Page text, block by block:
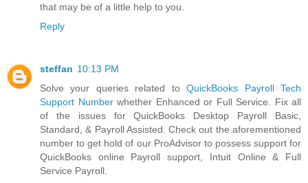
that may be of a little help to you.
Reply
steffan 10:13 PM
Solve your queries related toQuickBooks Payroll Tech
Support Numberwhether Enhanced or Full Service. Fix all
of the issues for QuickBooks Desktop Payroll Basic,
Standard, & Payroll Assisted. Check out the aforementioned
number to get hold of our ProAdvisor to possess support for
QuickBooks online Payroll support, Intuit Online & Full
Service Payroll.